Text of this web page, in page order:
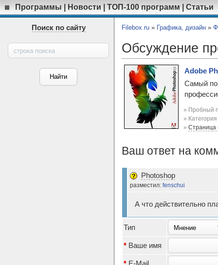
Программы Новости ТОП-100 программ Статьи
Поиск по сайту Filebox.ru » Графика, дизайн »
Обсуждение
Adobe
Самый
» Пробный
» Категория
» Страница
Ваш ответ на
Photoshop
разместил: fenschui
А что действительно
Тип
* Ваше имя
* E-Mail